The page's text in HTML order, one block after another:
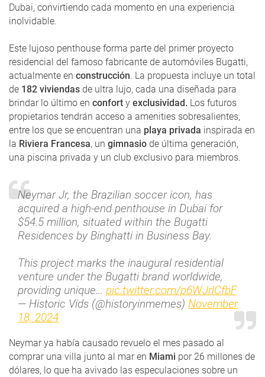
Dubai, convirtiendo cada momento en una experiencia
inolvidable.
Este lujoso penthouse forma parte del primer proyecto
residencial del famoso fabricante de automóviles Bugatti,
actualmente en construcción. La propuesta incluye un total
de 182 viviendas de ultra lujo, cada una diseñada para
brindar lo último en confort y exclusividad. Los futuros
propietarios tendrán acceso a amenities sobresalientes,
entre los que se encuentran una playa privada inspirada en
la Riviera Francesa, un gimnasio de última generación,
una piscina privada y un club exclusivo para miembros.
Neymar Jr, the Brazilian soccer icon, has
acquired a high-end penthouse in Dubai for
$54.5 million, situated within the Bugatti
Residences by Binghatti in Business Bay.
This project marks the inaugural residential
venture under the Bugatti brand worldwide,
providing unique… pic.twitter.com/p6WJrlCfbF
— Historic Vids (@historyinmemes) November
18, 2024
Neymar ya había causado revuelo el mes pasado al
comprar una villa junto al mar en Miami por 26 millones de
dólares, lo que ha avivado las especulaciones sobre un